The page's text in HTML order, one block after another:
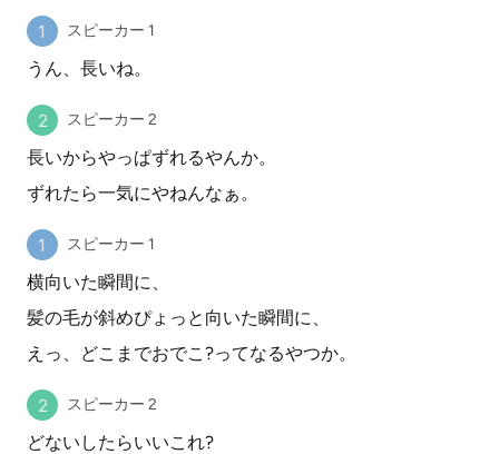
スピーカー 1
うん、長いね。
スピーカー 2
長いからやっぱずれるやんか。
ずれたら一気にやねんなぁ。
スピーカー 1
横向いた瞬間に、
髪の毛が斜めぴょっと向いた瞬間に、
えっ、どこまでおでこ?ってなるやつか。
スピーカー 2
どないしたらいいこれ?